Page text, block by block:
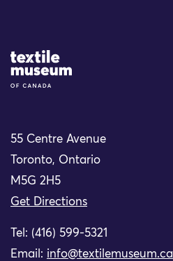
Site Logo
55 Centre Avenue
Toronto, Ontario
M5G 2H5
Get Directions
Tel: (416) 599-5321
Email: info@textilemuseum.ca